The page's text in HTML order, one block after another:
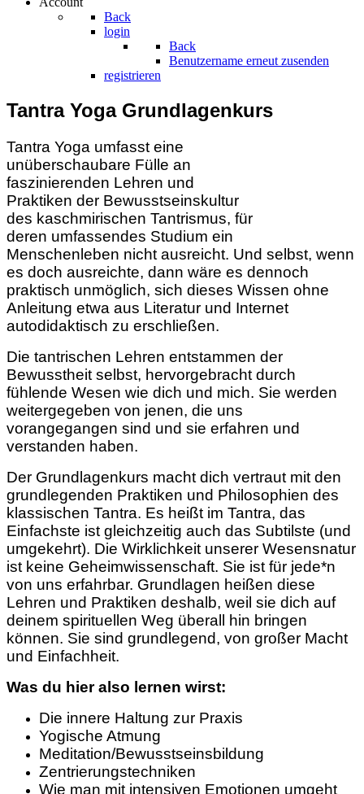
Back
login
Back
Benutzername erneut zusenden
registrieren
Tantra Yoga Grundlagenkurs
Tantra Yoga umfasst eine
unüberschaubare Fülle an
faszinierenden Lehren und
Praktiken der Bewusstseinskultur
des kaschmirischen Tantrismus, für
deren umfassendes Studium ein
Menschenleben nicht ausreicht. Und selbst, wenn
es doch ausreichte, dann wäre es dennoch
praktisch unmöglich, sich dieses Wissen ohne
Anleitung etwa aus Literatur und Internet
autodidaktisch zu erschließen.
Die tantrischen Lehren entstammen der
Bewusstheit selbst, hervorgebracht durch
fühlende Wesen wie dich und mich. Sie werden
weitergegeben von jenen, die uns
vorangegangen sind und sie erfahren und
verstanden haben.
Der Grundlagenkurs macht dich vertraut mit den
grundlegenden Praktiken und Philosophien des
klassischen Tantra. Es heißt im Tantra, das
Einfachste ist gleichzeitig auch das Subtilste (und
umgekehrt). Die Wirklichkeit unserer Wesensnatur
ist keine Geheimwissenschaft. Sie ist für jede*n
von uns erfahrbar. Grundlagen heißen diese
Lehren und Praktiken deshalb, weil sie dich auf
deinem spirituellen Weg überall hin bringen
können. Sie sind grundlegend, von großer Macht
und Einfachheit.
Was du hier also lernen wirst:
Die innere Haltung zur Praxis
Yogische Atmung
Meditation/Bewusstseinsbildung
Zentrierungstechniken
Wie man mit intensiven Emotionen umgeht